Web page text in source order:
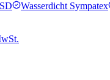
Wasserdicht Sympatex